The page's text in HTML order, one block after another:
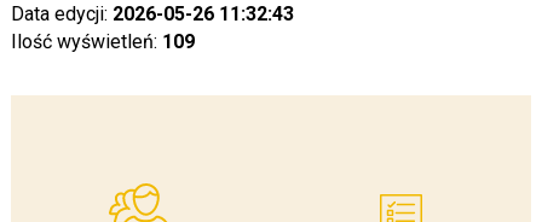
Data edycji: 2026-05-26 11:32:43
Ilość wyświetleń: 109